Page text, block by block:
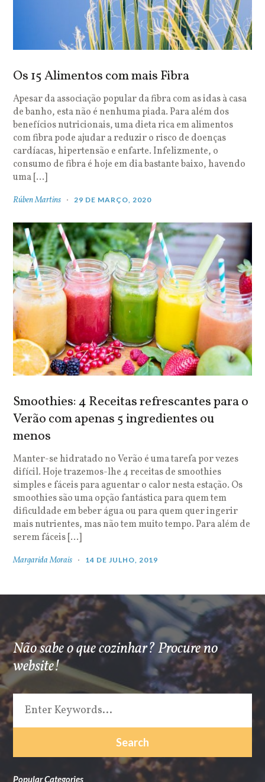
Os 15 Alimentos com mais Fibra
Apesar da associação popular da fibra com as idas à casa
de banho, esta não é nenhuma piada. Para além dos
benefícios nutricionais, uma dieta rica em alimentos
com fibra pode ajudar a reduzir o risco de doenças
cardíacas, hipertensão e enfarte. Infelizmente, o
consumo de fibra é hoje em dia bastante baixo, havendo
uma […]
Rúben Martins 29 DE MARÇO, 2020
Smoothies: 4 Receitas refrescantes para o
Verão com apenas 5 ingredientes ou
menos
Manter-se hidratado no Verão é uma tarefa por vezes
difícil. Hoje trazemos-lhe 4 receitas de smoothies
simples e fáceis para aguentar o calor nesta estação. Os
smoothies são uma opção fantástica para quem tem
dificuldade em beber água ou para quem quer ingerir
mais nutrientes, mas não tem muito tempo. Para além de
serem fáceis […]
Margarida Morais 14 DE JULHO, 2019
Não sabe o que cozinhar? Procure no
website!
Popular Categories